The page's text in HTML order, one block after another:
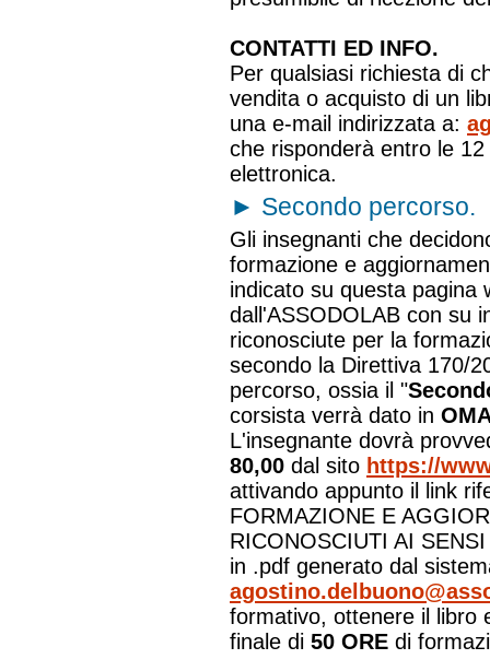
CONTATTI ED INFO.
Per qualsiasi richiesta di
vendita o acquisto di un
una e-mail indirizzata a:
che risponderà entro le
elettronica.
► Secondo percorso.
Gli insegnanti che
formazione e
indicato su questa pagina
dall'ASSODOLAB con su
riconosciute per la
secondo la Direttiva 170/
percorso, ossia il "
corsista verrà dato in
L'insegnante dovrà
80,00 dal sito https://
attivando appunto il link
FORMAZIONE E
RICONOSCIUTI AI
in .pdf generato dal
formativo, ottenere il libro
finale di 50 ORE di